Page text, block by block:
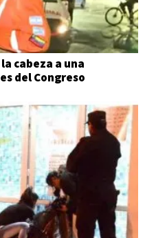
cabeza a una
del Congreso